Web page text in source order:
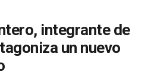
integrante de
un nuevo